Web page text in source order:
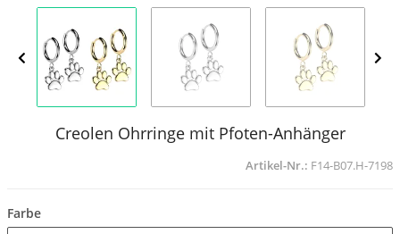
Creolen Ohrringe mit Pfoten-Anhänger
Artikel-Nr.: F14-B07.H-7198
Farbe